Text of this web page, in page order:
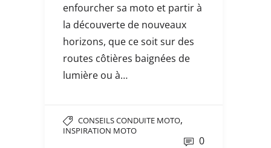
enfourcher sa moto et partir à
la découverte de nouveaux
horizons, que ce soit sur des
routes côtières baignées de
lumière ou à…
CONSEILS CONDUITE MOTO,
INSPIRATION MOTO
0